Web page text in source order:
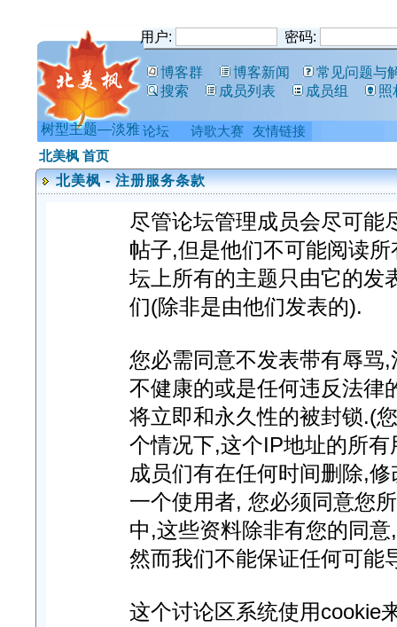
用户: 密码:
博客群 博客新闻
常见问题与
搜索
成员列表 成员组 照
树型主题—淡雅
北美枫 首页
北美枫 - 注册服务条款
尽管论坛管理成员会尽可能
帖子,但是他们不可能阅读
坛上所有的主题只由它的发
们(除非是由他们发表的).
您必需同意不发表带有辱骂
不健康的或是任何违反法律
将立即和永久性的被封锁.(
个情况下,这个IP地址的所
成员们有在任何时间删除,
一个使用者, 您必须同意您
中,这些资料除非有您的同
然而我们不能保证任何可能
这个讨论区系统使用cookie
论坛 诗歌大赛 友情链接